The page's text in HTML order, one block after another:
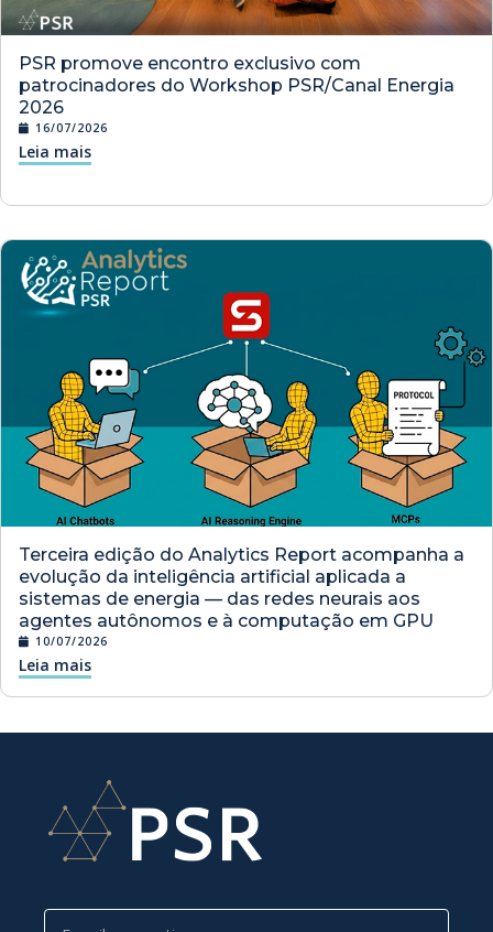
PSR promove encontro exclusivo com
patrocinadores do Workshop PSR/Canal Energia
2026
16/07/2026
Leia mais
Terceira edição do Analytics Report acompanha a
evolução da inteligência artificial aplicada a
sistemas de energia — das redes neurais aos
agentes autônomos e à computação em GPU
10/07/2026
Leia mais